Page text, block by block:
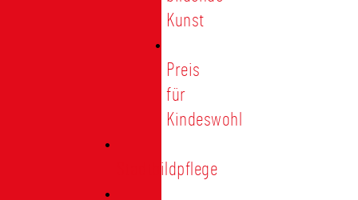
Kunst
Preis
für
Kindeswohl
Stadtbildpflege